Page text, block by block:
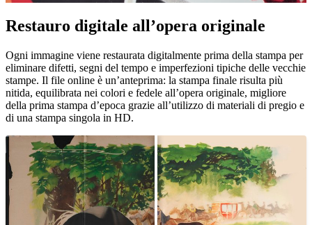
Pause
Restauro digitale all’opera originale
Ogni immagine viene restaurata digitalmente prima della stampa per
eliminare difetti, segni del tempo e imperfezioni tipiche delle vecchie
stampe. Il file online è un’anteprima: la stampa finale risulta più
nitida, equilibrata nei colori e fedele all’opera originale, migliore
della prima stampa d’epoca grazie all’utilizzo di materiali di pregio e
di una stampa singola in HD.